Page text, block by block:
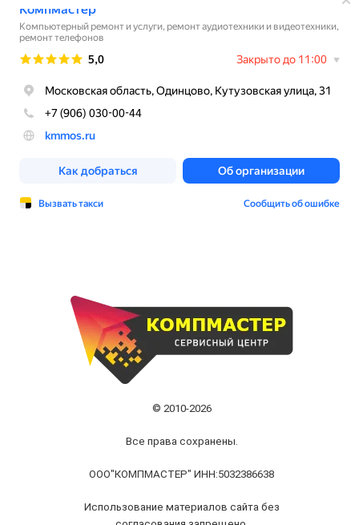
© 2010-2026
Все права сохранены.
ООО"КОМПМАСТЕР" ИНН:5032386638
Использование материалов сайта без